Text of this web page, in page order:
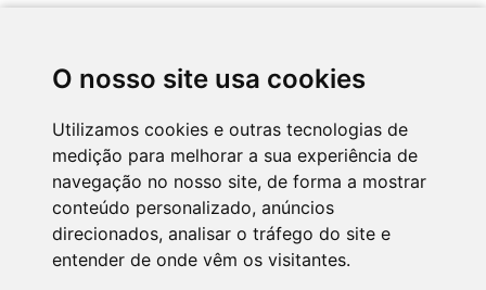
O nosso site usa cookies
Utilizamos cookies e outras tecnologias de
medição para melhorar a sua experiência de
navegação no nosso site, de forma a mostrar
conteúdo personalizado, anúncios
direcionados, analisar o tráfego do site e
entender de onde vêm os visitantes.